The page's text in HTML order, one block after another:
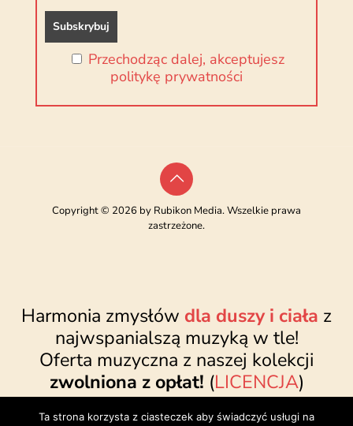
Przechodząc dalej, akceptujesz
politykę prywatności
Copyright © 2026 by Rubikon Media. Wszelkie prawa
zastrzeżone.
Harmonia zmysłów dla duszy i ciała z
najwspanialszą muzyką w tle!
Oferta muzyczna z naszej kolekcji
zwolniona z opłat! (LICENCJA)
www.najwspanialsza.pl ● sklep@najwspanialsza.pl
●
Ta strona korzysta z ciasteczek aby świadczyć usługi na